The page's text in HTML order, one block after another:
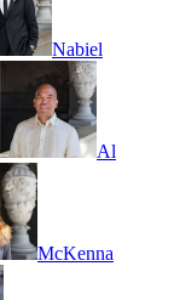
Nabiel
Al
McKenna